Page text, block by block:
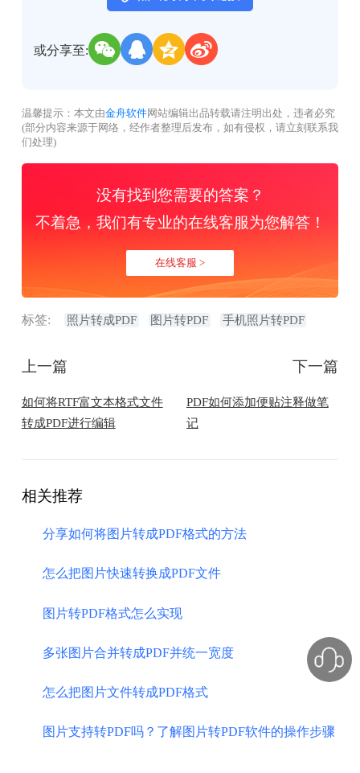
或分享至:
温馨提示：本文由金舟软件网站编辑出品转载请注明出处，违者必究
(部分内容来源于网络，经作者整理后发布，如有侵权，请立刻联系我
们处理)
没有找到您需要的答案？
不着急，我们有专业的在线客服为您解答！
在线客服 >
标签: 照片转成PDF 图片转PDF 手机照片转PDF
上一篇
如何将RTF富文本格式文件
转成PDF进行编辑
下一篇
PDF如何添加便贴注释做笔
记
相关推荐
分享如何将图片转成PDF格式的方法
怎么把图片快速转换成PDF文件
图片转PDF格式怎么实现
多张图片合并转成PDF并统一宽度
怎么把图片文件转成PDF格式
图片支持转PDF吗？了解图片转PDF软件的操作步骤